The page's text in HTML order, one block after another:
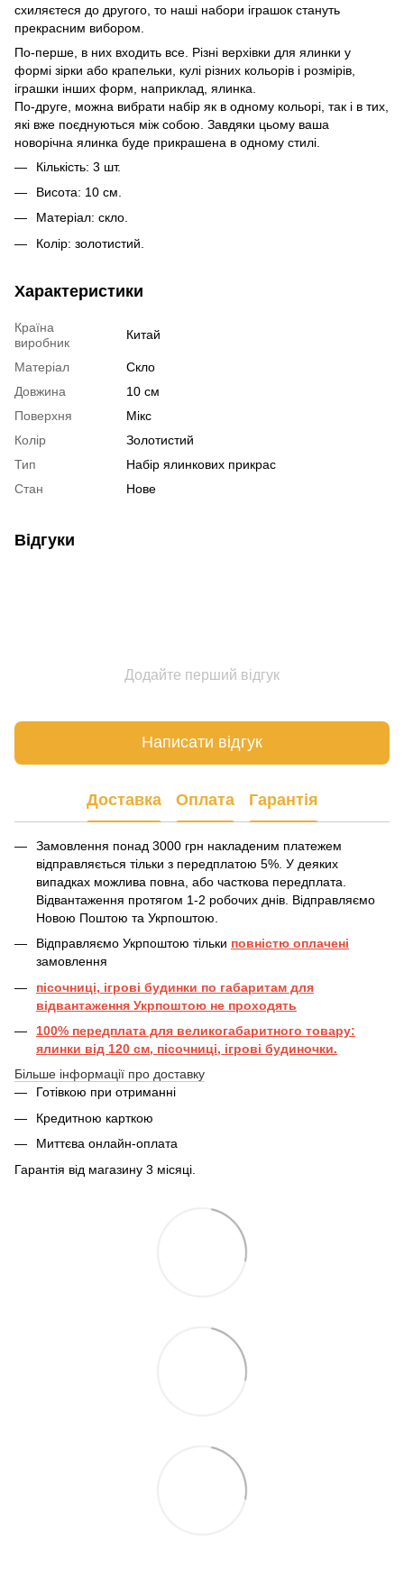
схиляєтеся до другого, то наші набори іграшок стануть
прекрасним вибором.
По-перше, в них входить все. Різні верхівки для ялинки у
формі зірки або крапельки, кулі різних кольорів і розмірів,
іграшки інших форм, наприклад, ялинка.
По-друге, можна вибрати набір як в одному кольорі, так і в тих,
які вже поєднуються між собою. Завдяки цьому ваша
новорічна ялинка буде прикрашена в одному стилі.
Кількість: 3 шт.
Висота: 10 см.
Матеріал: скло.
Колір: золотистий.
Характеристики
Країна
виробник
Китай
Матеріал
Скло
Довжина
10 см
Поверхня
Мікс
Колір
Золотистий
Тип
Набір ялинкових прикрас
Стан
Нове
Відгуки
Додайте перший відгук
Написати відгук
Доставка Оплата Гарантія
Замовлення понад 3000 грн накладеним платежем
відправляється тільки з передплатою 5%. У деяких
випадках можлива повна, або часткова передплата.
Відвантаження протягом 1-2 робочих днів. Відправляємо
Новою Поштою та Укрпоштою.
Відправляємо Укрпоштою тільки повністю оплачені
замовлення
пісочниці, ігрові будинки по габаритам для
відвантаження Укрпоштою не проходять
100% передплата для великогабаритного товару:
ялинки від 120 см, пісочниці, ігрові будиночки.
Більше інформації про доставку
Готівкою при отриманні
Кредитною карткою
Миттєва онлайн-оплата
Гарантія від магазину 3 місяці.